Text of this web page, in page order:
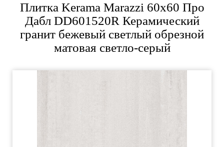
Плитка Kerama Marazzi 60x60 Про
Дабл DD601520R Керамический
гранит бежевый светлый обрезной
матовая светло-серый